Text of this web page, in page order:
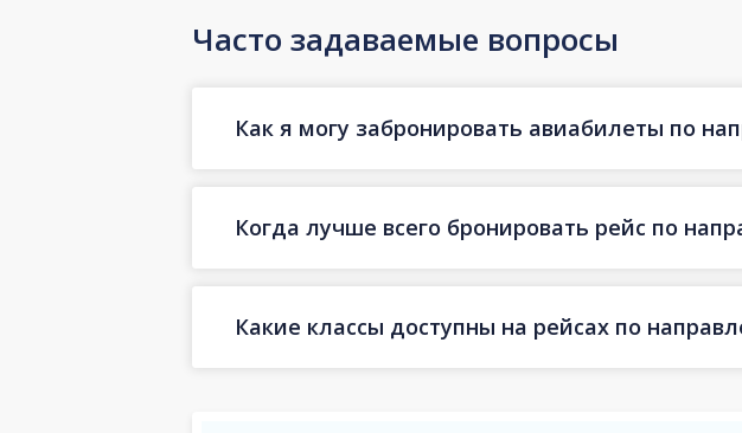
Часто задаваемые вопросы
Как я могу забронировать авиабилеты по
Когда лучше всего бронировать рейс по
Какие классы доступны на рейсах по